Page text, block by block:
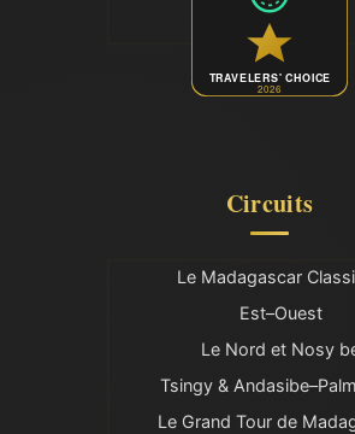
TRAVELERS' CHOICE
2026
Circuits
Le Madagascar
Est–Ouest
Le Nord et Nosy
Tsingy &
Le Grand Tour de